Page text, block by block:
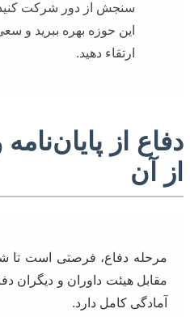
سنجش از دور شرکت
این حوزه بهره ببرید و
ارتقاء دهید.
دفاع از
از آن
مرحله دفاع، فرصتی است تا
مقابل هیئت داوران و دیگران
آمادگی کامل دارد.